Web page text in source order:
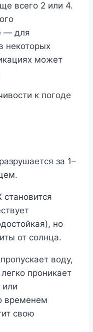
всего 2 или 4.
— для
некоторых
может
к погоде
за 1–
но
от солнца.
воду,
проникает
или
временем
свою